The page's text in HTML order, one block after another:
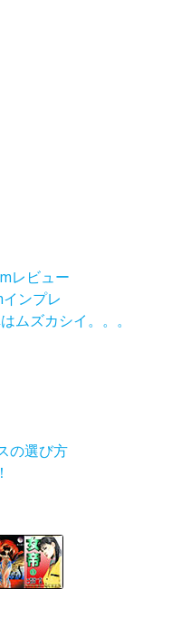
レビュー
インプレ
ムズカシイ。。。
の選び方